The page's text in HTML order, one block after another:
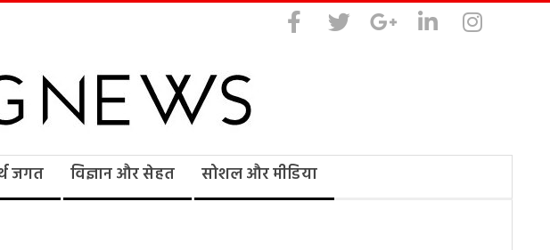
जगत विज्ञान और सेहत सोशल और मीडिया